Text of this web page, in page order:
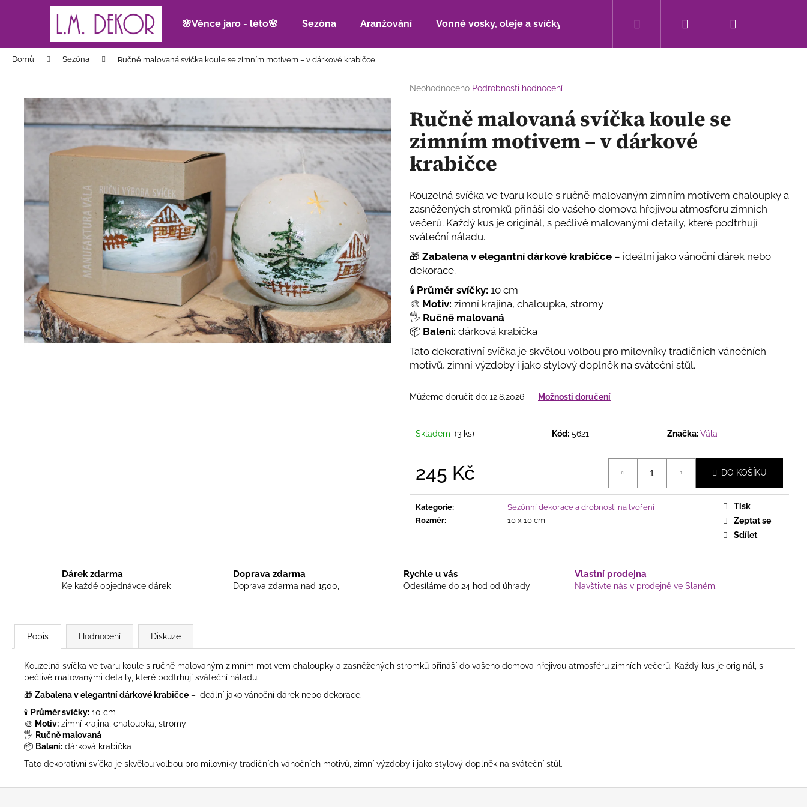
🌸Věnce jaro - léto🌸 Sezóna Aranžování Vonné vosky, oleje a svíčky Bytové doplňky Sezónní novinky
Přihlášení
Domů Sezóna Ručně malovaná svíčka koule se zimním motivem – v dárkové krabičce
Průměrné
produktu
je
z
5
hvězdiček.
Neohodnoceno Podrobnosti hodnocení
Ručně malovaná svíčka koule se
zimním motivem – v dárkové
krabičce
Kouzelná svíčka ve tvaru koule s ručně malovaným zimním motivem chaloupky a
zasněžených stromků přináší do vašeho domova hřejivou atmosféru zimních
večerů. Každý kus je originál, s pečlivě malovanými detaily, které podtrhují
sváteční náladu.
🎁 Zabalena v elegantní dárkové krabičce – ideální jako vánoční dárek nebo
dekorace.
🕯️ Průměr svíčky: 10 cm
🎨 Motiv: zimní krajina, chaloupka, stromy
🖐️ Ručně malovaná
📦 Balení: dárková krabička
Tato dekorativní svíčka je skvělou volbou pro milovníky tradičních vánočních
motivů, zimní výzdoby i jako stylový doplněk na sváteční stůl.
Můžeme doručit do: 12.8.2026 Možnosti doručení
Skladem (3 ks) Kód: 5621 Značka:Vála
245 Kč DO KOŠÍKU
Kategorie:
Sezónní dekorace a drobnosti na tvoření
Rozměr: 10 x 10 cm
Tisk
Zeptat se
Sdílet
Dárek zdarma
Ke každé objednávce dárek
Doprava zdarma
Doprava zdarma nad 1500,-
Rychle u vás
Odesíláme do 24 hod od úhrady
Vlastní prodejna
Navštivte nás v prodejně ve Slaném.
Popis Hodnocení Diskuze
Kouzelná svíčka ve tvaru koule s ručně malovaným zimním motivem chaloupky a zasněžených stromků přináší do vašeho domova hřejivou atmosféru zimních večerů. Každý kus je originál, s
pečlivě malovanými detaily, které podtrhují sváteční náladu.
🎁 Zabalena v elegantní dárkové krabičce – ideální jako vánoční dárek nebo dekorace.
🕯️ Průměr svíčky: 10 cm
🎨 Motiv: zimní krajina, chaloupka, stromy
🖐️ Ručně malovaná
📦 Balení: dárková krabička
Tato dekorativní svíčka je skvělou volbou pro milovníky tradičních vánočních motivů, zimní výzdoby i jako stylový doplněk na sváteční stůl.
í
do
do
Co potřebujete najít?
HLEDAT
Doporučujeme
UMĚLÉ MACEŠKY VYPADAJÍ JAKO
45 Kč
DOMEK KERAMICKÝ MODRÝ
415 Kč
455 Kč
Z